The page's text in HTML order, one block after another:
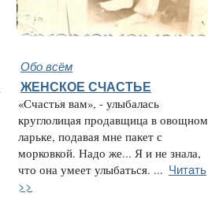
Обо всём
ЖЕНСКОЕ СЧАСТЬЕ
«Счастья вам», - улыбалась
круглолицая продавщица в овощном
ларьке, подавая мне пакет с
морковкой. Надо же... Я и не знала,
что она умеет улыбаться. ... Читать
>>